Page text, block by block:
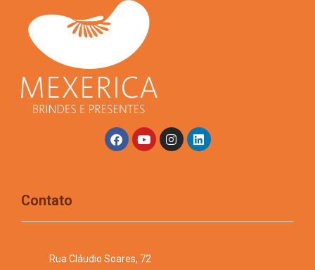
Contato
Rua Cláudio Soares, 72